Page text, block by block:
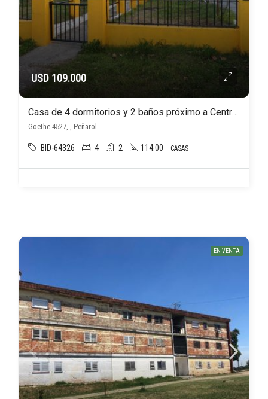
USD 109.000
Casa de 4 dormitorios y 2 baños próximo a Centro Comercial Peñarol
Goethe 4527, , Peñarol
BID-64326 4 2 114.00 CASAS
EN VENTA